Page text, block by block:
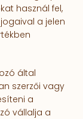
használ fel,
a jelen
által
szerzői vagy
a
vállalja a